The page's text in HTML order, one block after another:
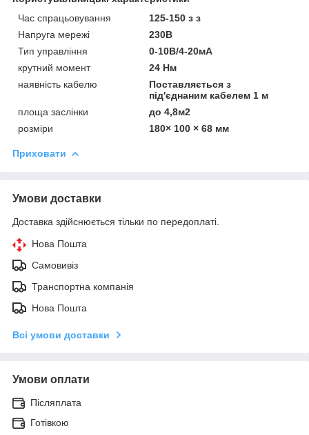
Час спрацьовування
125-150 з з
Напруга мережі
230В
Тип управління
0-10В/4-20мА
крутний момент
24 Нм
наявність кабелю
Поставляється з
під'єднаним кабелем 1 м
площа заслінки
до 4,8м2
розміри
180× 100 × 68 мм
Приховати
Умови доставки
Доставка здійснюється тільки по передоплаті.
Нова Пошта
Самовивіз
Транспортна компанія
Нова Пошта
Всі умови доставки
Умови оплати
Післяплата
Готівкою